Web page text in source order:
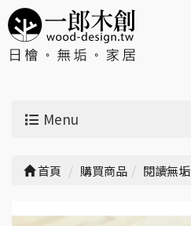
Menu
首頁 購買商品 閱讀無垢